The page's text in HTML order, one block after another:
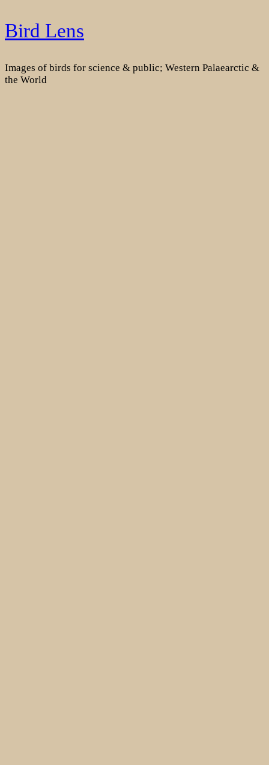
Skip
to
Bird Lens
Images of birds for science & public; Western Palaearctic &
the World